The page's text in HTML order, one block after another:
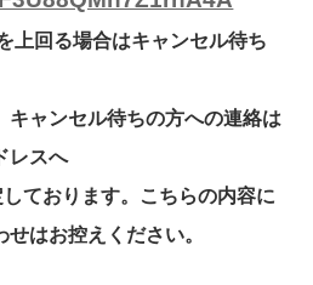
上回る場合はキャンセル待ち
ャンセル待ちの方への連絡は
レスへ
ております。こちらの内容に
はお控えください。